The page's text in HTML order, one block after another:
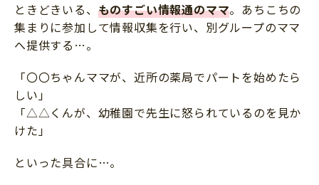
ときどきいる、 ものすごい情報通のママ。あちこちの
集まりに参加して情報収集を行い、別グループのママ
へ提供する…。
「〇〇ちゃんママが、近所の薬局でパートを始めたら
しい」
「△△くんが、幼稚園で先生に怒られているのを見か
けた」
といった具合に…。